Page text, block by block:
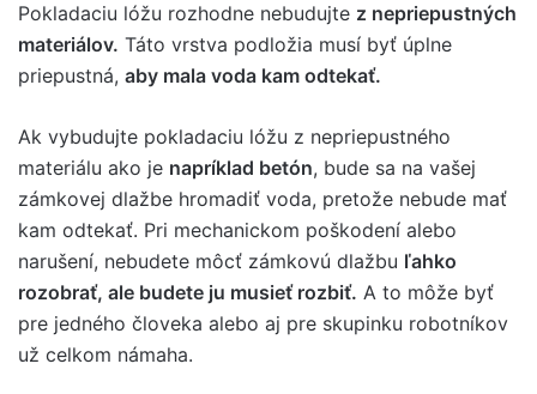
Pokladaciu lóžu rozhodne nebudujte z nepriepustných
materiálov. Táto vrstva podložia musí byť úplne
priepustná, aby mala voda kam odtekať.
Ak vybudujte pokladaciu lóžu z nepriepustného
materiálu ako je napríklad betón, bude sa na vašej
zámkovej dlažbe hromadiť voda, pretože nebude mať
kam odtekať. Pri mechanickom poškodení alebo
narušení, nebudete môcť zámkovú dlažbu ľahko
rozobrať, ale budete ju musieť rozbiť. A to môže byť
pre jedného človeka alebo aj pre skupinku robotníkov
už celkom námaha.